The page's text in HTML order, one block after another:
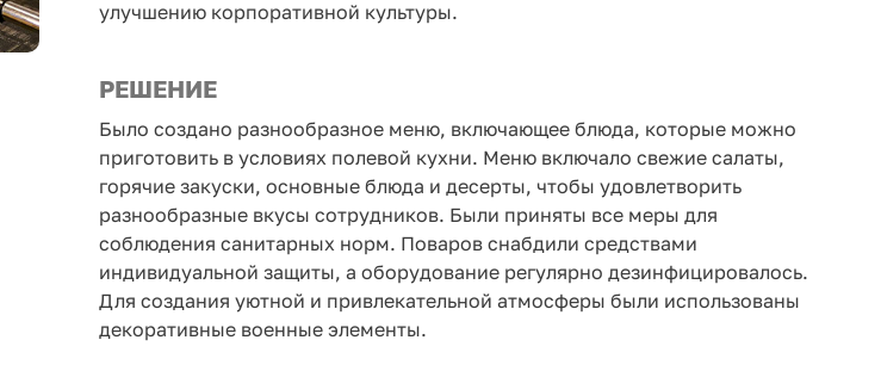
улучшению корпоративной культуры.
РЕШЕНИЕ
Было создано разнообразное меню, включающее блюда, которые можно
приготовить в условиях полевой кухни. Меню включало свежие салаты,
горячие закуски, основные блюда и десерты, чтобы удовлетворить
разнообразные вкусы сотрудников. Были приняты все меры для
соблюдения санитарных норм. Поваров снабдили средствами
индивидуальной защиты, а оборудование регулярно дезинфицировалось.
Для создания уютной и привлекательной атмосферы были использованы
декоративные военные элементы.